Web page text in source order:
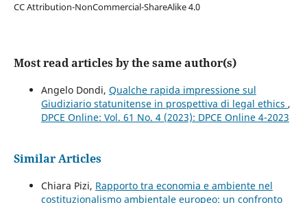
CC Attribution-NonCommercial-ShareAlike 4.0
Most read articles by the same author(s)
Angelo Dondi, Qualche rapida impressione sul
Giudiziario statunitense in prospettiva di legal ethics ,
DPCE Online: Vol. 61 No. 4 (2023): DPCE Online 4-2023
Similar Articles
Chiara Pizi, Rapporto tra economia e ambiente nel
costituzionalismo ambientale europeo: un confronto